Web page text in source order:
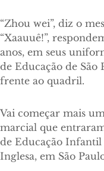
“Zhou wei”, diz o
“Xaauuê!”,
anos, em seus
de Educação de São
frente ao quadril.
Vai começar mais
marcial que
de Educação Infantil
Inglesa, em São